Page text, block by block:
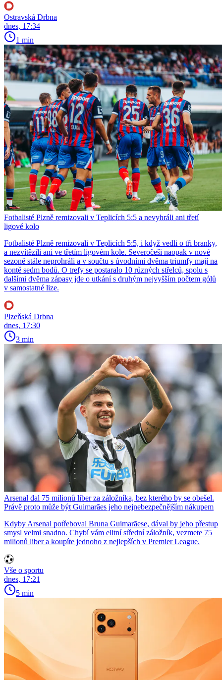
Ostravská Drbna
dnes, 17:34
1 min
Fotbalisté Plzně remizovali v Teplicích 5:5 a nevyhráli ani třetí
ligové kolo
Fotbalisté Plzně remizovali v Teplicích 5:5, i když vedli o tři branky,
a nezvítězili ani ve třetím ligovém kole. Severočeši naopak v nové
sezoně stále neprohráli a v součtu s úvodními dvěma triumfy mají na
kontě sedm bodů. O trefy se postaralo 10 různých střelců, spolu s
dalšími dvěma zápasy jde o utkání s druhým nejvyšším počtem gólů
v samostatné lize.
Plzeňská Drbna
dnes, 17:30
3 min
Arsenal dal 75 milionů liber za záložníka, bez kterého by se obešel.
Právě proto může být Guimarães jeho nejnebezpečnějším nákupem
Kdyby Arsenal potřeboval Bruna Guimarãese, dával by jeho přestup
smysl velmi snadno. Chybí vám elitní střední záložník, vezmete 75
milionů liber a koupíte jednoho z nejlepších v Premier League.
Vše o sportu
dnes, 17:21
5 min